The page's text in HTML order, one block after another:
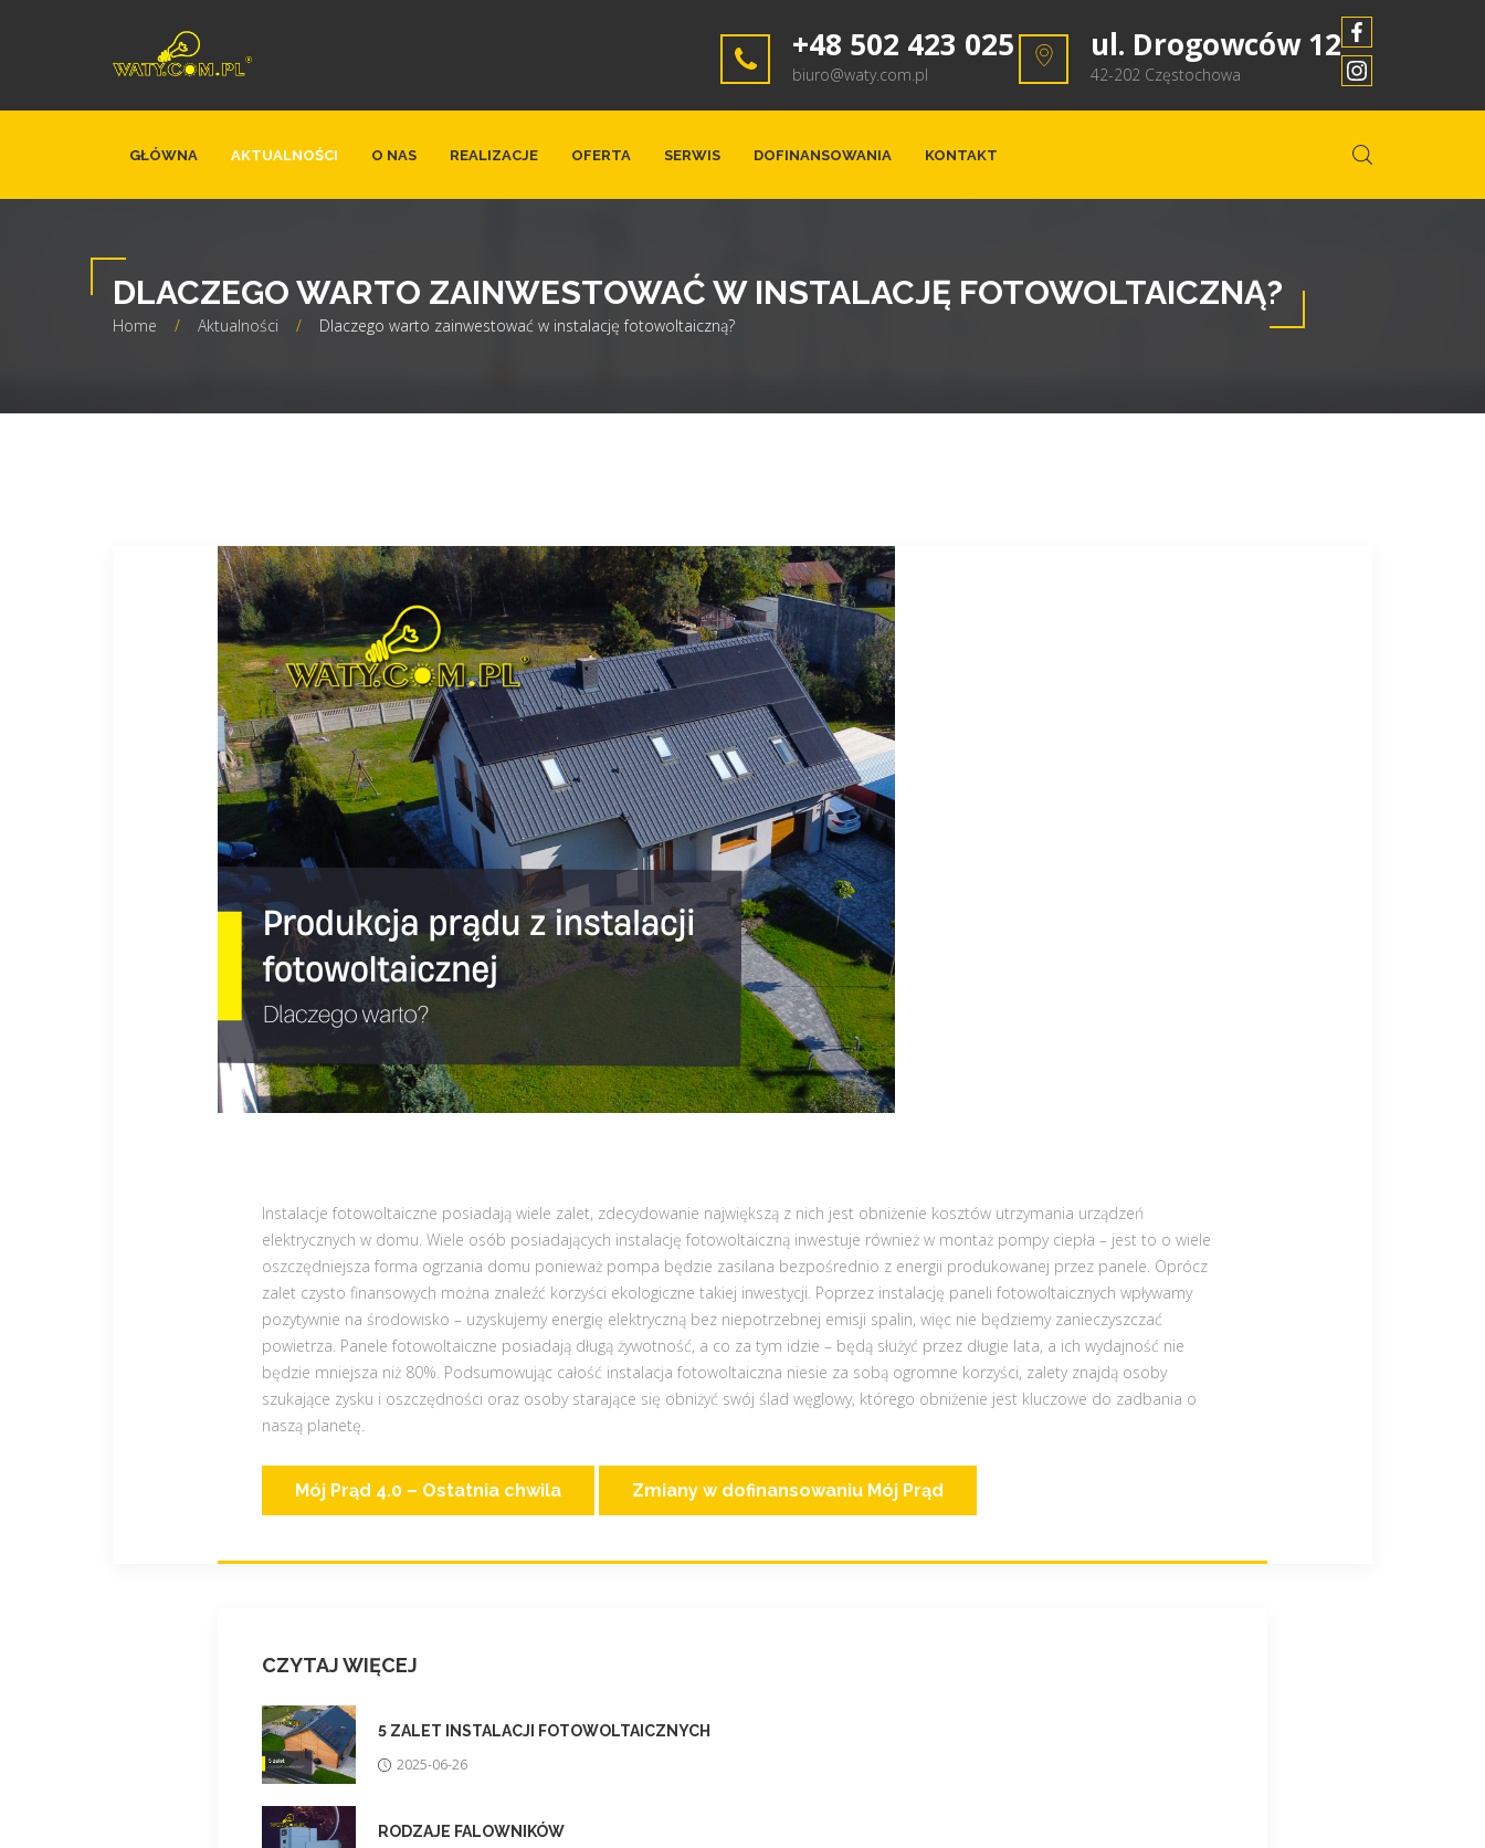
+48 502 423 025
biuro@waty.com.pl
ul. Drogowców 12
42-202 Częstochowa
GŁÓWNA AKTUALNOŚCI O NAS REALIZACJE OFERTA SERWIS DOFINANSOWANIA KONTAKT
DLACZEGO WARTO ZAINWESTOWAĆ W INSTALACJĘ FOTOWOLTAICZNĄ?
Home / Aktualności / Dlaczego warto zainwestować w instalację fotowoltaiczną?
Instalacje fotowoltaiczne posiadają wiele zalet, zdecydowanie największą z nich jest obniżenie kosztów utrzymania urządzeń
elektrycznych w domu. Wiele osób posiadających instalację fotowoltaiczną inwestuje również w montaż pompy ciepła – jest to o wiele
oszczędniejsza forma ogrzania domu ponieważ pompa będzie zasilana bezpośrednio z energii produkowanej przez panele. Oprócz
zalet czysto finansowych można znaleźć korzyści ekologiczne takiej inwestycji. Poprzez instalację paneli fotowoltaicznych wpływamy
pozytywnie na środowisko – uzyskujemy energię elektryczną bez niepotrzebnej emisji spalin, więc nie będziemy zanieczyszczać
powietrza. Panele fotowoltaiczne posiadają długą żywotność, a co za tym idzie – będą służyć przez długie lata, a ich wydajność nie
będzie mniejsza niż 80%. Podsumowując całość instalacja fotowoltaiczna niesie za sobą ogromne korzyści, zalety znajdą osoby
szukające zysku i oszczędności oraz osoby starające się obniżyć swój ślad węglowy, którego obniżenie jest kluczowe do zadbania o
naszą planetę.
Mój Prąd 4.0 – Ostatnia chwila Zmiany w dofinansowaniu Mój Prąd
CZYTAJ WIĘCEJ
5 ZALET INSTALACJI FOTOWOLTAICZNYCH
2025-06-26
RODZAJE FALOWNIKÓW